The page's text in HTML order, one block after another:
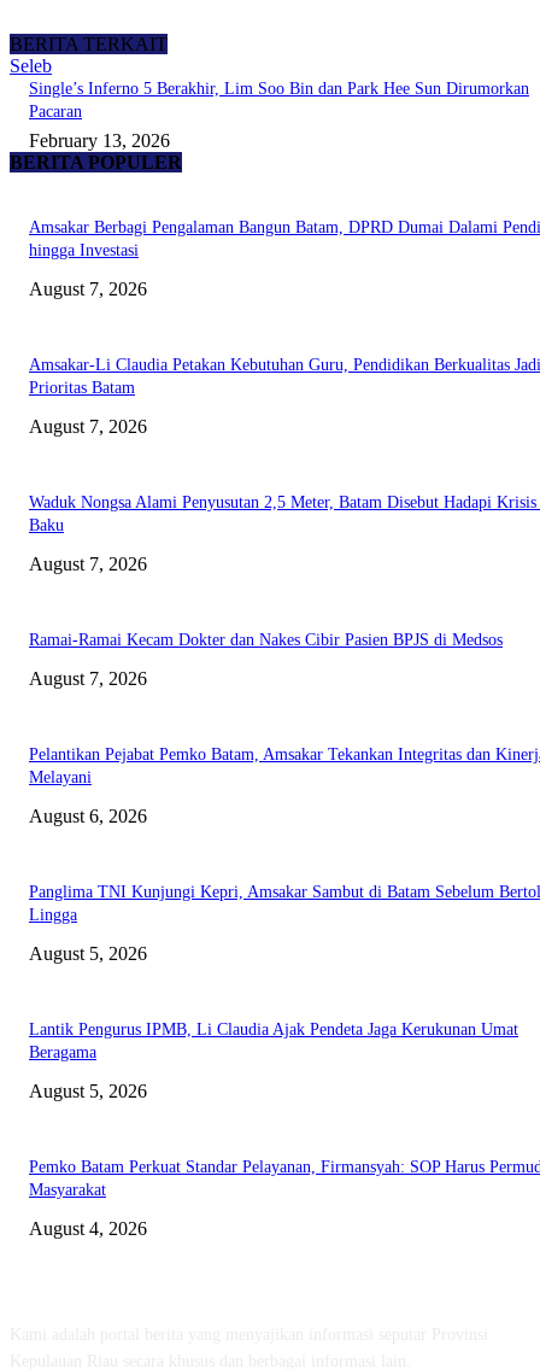
BERITA TERKAIT
Seleb
Single’s Inferno 5 Berakhir, Lim Soo Bin dan Park Hee Sun Dirumorkan
Pacaran
February 13, 2026
BERITA POPULER
Amsakar Berbagi Pengalaman Bangun Batam, DPRD Dumai Dalami
hingga Investasi
August 7, 2026
Amsakar-Li Claudia Petakan Kebutuhan Guru, Pendidikan Berkualitas Jadi
Prioritas Batam
August 7, 2026
Waduk Nongsa Alami Penyusutan 2,5 Meter, Batam Disebut Hadapi
Baku
August 7, 2026
Ramai-Ramai Kecam Dokter dan Nakes Cibir Pasien BPJS di Medsos
August 7, 2026
Pelantikan Pejabat Pemko Batam, Amsakar Tekankan Integritas dan
Melayani
August 6, 2026
Panglima TNI Kunjungi Kepri, Amsakar Sambut di Batam Sebelum
Lingga
August 5, 2026
Lantik Pengurus IPMB, Li Claudia Ajak Pendeta Jaga Kerukunan Umat
Beragama
August 5, 2026
Pemko Batam Perkuat Standar Pelayanan, Firmansyah: SOP Harus
Masyarakat
August 4, 2026